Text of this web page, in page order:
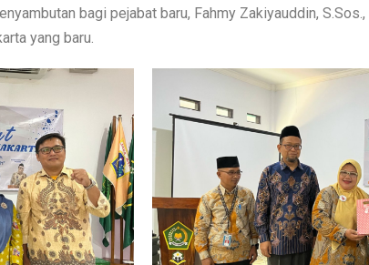
bagi pejabat baru, Fahmy Zakiyauddin,
yang baru.